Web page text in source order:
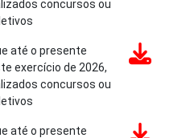
concursos ou
até o presente
exercício de 2026,
concursos ou
até o presente